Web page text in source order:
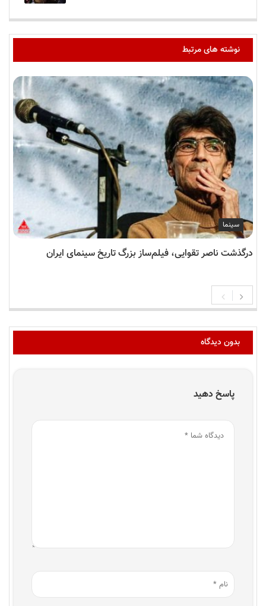
نوشته های مرتبط
سینما
درگذشت ناصر تقوایی، فیلم‌ساز بزرگ تاریخ سینمای ایران
بدون دیدگاه
پاسخ دهید